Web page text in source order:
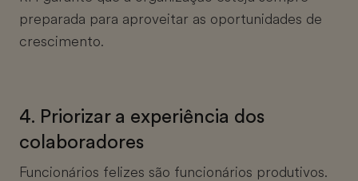
preparada para aproveitar as oportunidades de
crescimento.
4. Priorizar a experiência dos
colaboradores
Funcionários felizes são funcionários produtivos.